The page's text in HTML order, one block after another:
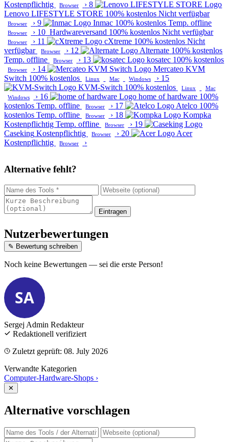
Kostenpflichtig
Browser › 8
Lenovo LIFESTYLE STORE 100% kostenlos Nicht verfügbar
Browser › 9 Inmac 100% kostenlosTemp. offline
Browser › 10 Hardwareversand 100% kostenlosNicht verfügbar
Browser › 11 cXtreme 100% kostenlosNicht
verfügbar
Browser › 12 Alternate 100% kostenlos
Temp. offline
Browser › 13 kosatec 100% kostenlos
Browser › 14
Mercateo KVM
Switch 100% kostenlos Linux Mac Windows › 15
KVM-Switch 100% kostenlos Linux
Mac
Windows
› 16 home of hardware 100%
kostenlos Temp. offline Browser › 17 Atelco 100%
kostenlos Temp. offline Browser › 18
Kompka
Kostenpflichtig Temp. offline Browser › 19
Caseking Kostenpflichtig Browser › 20
Acer
Kostenpflichtig
Browser ›
Alternative fehlt?
Eintragen
Nutzerbewertungen
✎ Bewertung schreiben
Noch keine Bewertungen — sei die erste Person!
SA
Sergej Admin Redakteur
Redaktionell verifiziert
Zuletzt geprüft: 08. July 2026
Verwandte Kategorien
Computer-Hardware-Shops ›
✕
Alternative vorschlagen